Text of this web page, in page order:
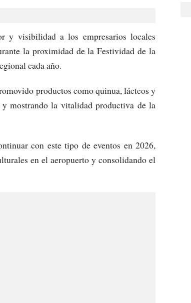
y visibilidad a los empresarios locales
la proximidad de la Festividad de la
cada año.
productos como quinua, lácteos y
y mostrando la vitalidad productiva de la
con este tipo de eventos en 2026,
en el aeropuerto y consolidando el